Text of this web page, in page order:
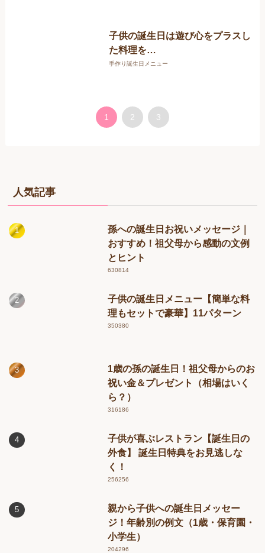
子供の誕生日は遊び心をプラスし
た料理を…
手作り誕生日メニュー
1 2 3
人気記事
孫への誕生日お祝いメッセージ｜
おすすめ！祖父母から感動の文例
とヒント
630814
子供の誕生日メニュー【簡単な料
理もセットで豪華】11パターン
350380
1歳の孫の誕生日！祖父母からのお
祝い金＆プレゼント（相場はいく
ら？）
316186
子供が喜ぶレストラン【誕生日の
外食】 誕生日特典をお見逃しな
く！
256256
親から子供への誕生日メッセー
ジ！年齢別の例文（1歳・保育園・
小学生）
204296